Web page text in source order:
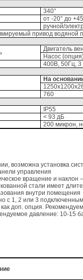
340°
от -20° до
ручной/
привод водяной
Двигатель
Насос
400В, 50Гц,
На
760
IP55
< 93 дБ
200 микрон,
возможна установка
управления
вращение и наклон
стали имеет
внутри помещения
с 1, 2 или 3
доп. опция.
давление: 10-15